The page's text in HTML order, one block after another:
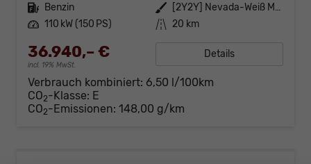
Kraftstoff Benzin Außenfarbe
[2Y2Y] Nevada-Weiß Metallic
Leistung 110 kW (150 PS) Kilometerstand 20 km
36.940,– €
incl. 19% MwSt.
Details
Verbrauch kombiniert: 6,50 l/100km
CO2-Klasse: E
CO2-Emissionen: 148,00 g/km